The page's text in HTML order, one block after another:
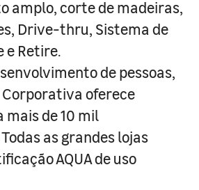
amplo, corte de madeiras,
Drive-thru, Sistema de
e Retire.
de pessoas,
oferece
de 10 mil
as grandes lojas
AQUA de uso